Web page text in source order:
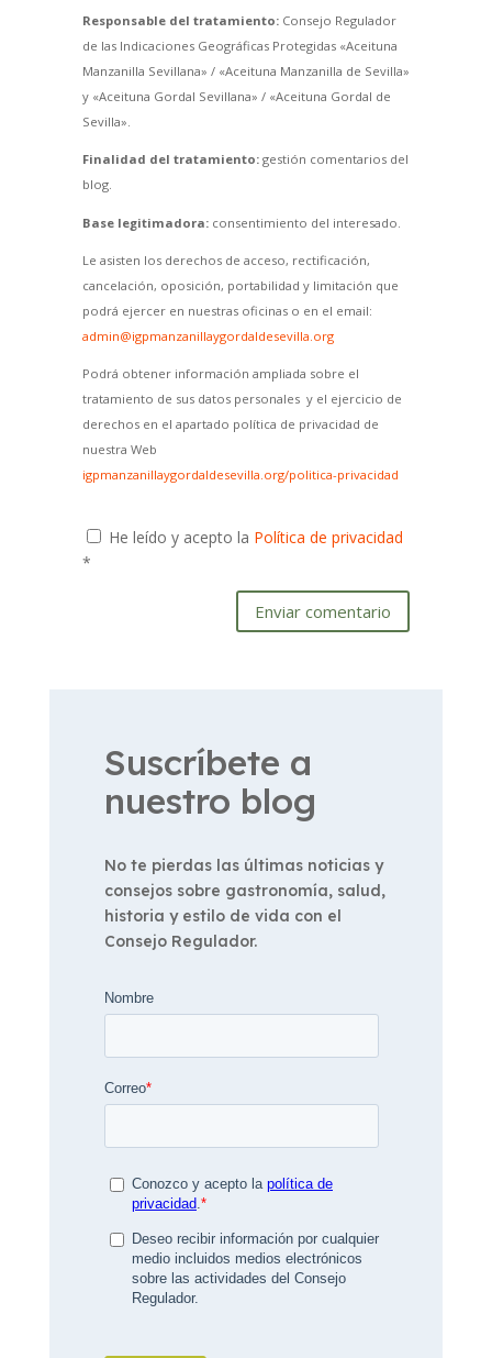
Responsable del tratamiento:Consejo Regulador
de las Indicaciones Geográficas Protegidas «Aceituna
Manzanilla Sevillana» / «Aceituna Manzanilla de Sevilla»
y «Aceituna Gordal Sevillana» / «Aceituna Gordal de
Sevilla».
Finalidad del tratamiento:gestión comentarios del
blog.
Base legitimadora:consentimiento del interesado.
Le asisten los derechos de acceso, rectificación,
cancelación, oposición, portabilidad y limitación que
podrá ejercer en nuestras oficinas o en el email:
admin@igpmanzanillaygordaldesevilla.org
Podrá obtener información ampliada sobre el
tratamiento de sus datos personales y el ejercicio de
derechos en el apartado política de privacidad de
nuestra Web
igpmanzanillaygordaldesevilla.org/politica-privacidad
He leído y acepto la Política de privacidad
*
Enviar comentario
Suscríbete a
nuestro blog
No te pierdas las últimas noticias y
consejos sobre gastronomía, salud,
historia y estilo de vida con el
Consejo Regulador.